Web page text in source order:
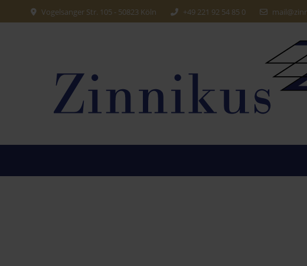
Vogelsanger Str. 105 - 50823 Köln +49 221 92 54 85 0